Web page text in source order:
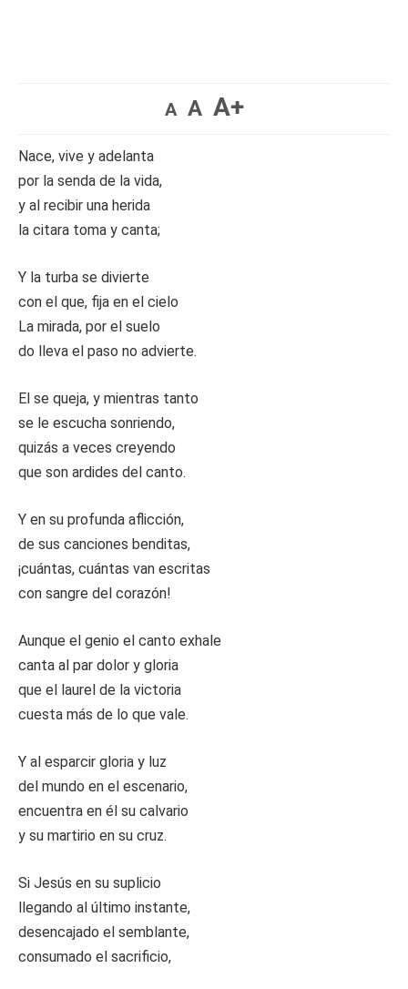
A A A+
Nace, vive y adelanta
por la senda de la vida,
y al recibir una herida
la citara toma y canta;
Y la turba se divierte
con el que, fija en el cielo
La mirada, por el suelo
do lleva el paso no advierte.
El se queja, y mientras tanto
se le escucha sonriendo,
quizás a veces creyendo
que son ardides del canto.
Y en su profunda aflicción,
de sus canciones benditas,
¡cuántas, cuántas van escritas
con sangre del corazón!
Aunque el genio el canto exhale
canta al par dolor y gloria
que el laurel de la victoria
cuesta más de lo que vale.
Y al esparcir gloria y luz
del mundo en el escenario,
encuentra en él su calvario
y su martirio en su cruz.
Si Jesús en su suplicio
llegando al último instante,
desencajado el semblante,
consumado el sacrificio,